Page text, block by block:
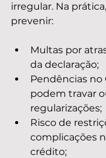
irregular. Na
prevenir:
Multas por
da declaração;
Pendências no
podem travar
regularizações;
Risco de
complicações
crédito;